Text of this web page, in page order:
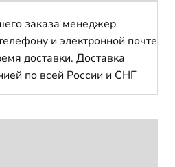
заказа менеджер
и электронной почте
доставки. Доставка
по всей России и СНГ